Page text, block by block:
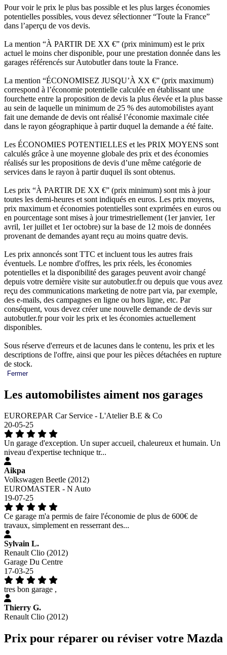
Pour voir le prix le plus bas possible et les plus larges économies
potentielles possibles, vous devez sélectionner “Toute la France”
dans l’aperçu de vos devis.
La mention “À PARTIR DE XX €” (prix minimum) est le prix
actuel le moins cher disponible, pour une prestation donnée dans les
garages référencés sur Autobutler dans toute la France.
La mention “ÉCONOMISEZ JUSQU’À XX €” (prix maximum)
correspond à l’économie potentielle calculée en établissant une
fourchette entre la proposition de devis la plus élevée et la plus basse
au sein de laquelle un minimum de 25 % des automobilistes ayant
fait une demande de devis ont réalisé l’économie maximale citée
dans le rayon géographique à partir duquel la demande a été faite.
Les ÉCONOMIES POTENTIELLES et les PRIX MOYENS sont
calculés grâce à une moyenne globale des prix et des économies
réalisés sur les propositions de devis d’une même catégorie de
services dans le rayon à partir duquel ils sont obtenus.
Les prix “À PARTIR DE XX €” (prix minimum) sont mis à jour
toutes les demi-heures et sont indiqués en euros. Les prix moyens,
prix maximum et économies potentielles sont exprimées en euros ou
en pourcentage sont mises à jour trimestriellement (1er janvier, 1er
avril, 1er juillet et 1er octobre) sur la base de 12 mois de données
provenant de demandes ayant reçu au moins quatre devis.
Les prix annoncés sont TTC et incluent tous les autres frais
éventuels. Le nombre d'offres, les prix réels, les économies
potentielles et la disponibilité des garages peuvent avoir changé
depuis votre dernière visite sur autobutler.fr ou depuis que vous avez
reçu des communications marketing de notre part via, par exemple,
des e-mails, des campagnes en ligne ou hors ligne, etc. Par
conséquent, vous devez créer une nouvelle demande de devis sur
autobutler.fr pour voir les prix et les économies actuellement
disponibles.
Sous réserve d'erreurs et de lacunes dans le contenu, les prix et les
descriptions de l'offre, ainsi que pour les pièces détachées en rupture
de stock.
Fermer
Les automobilistes aiment nos garages
EUROREPAR Car Service - L'Atelier B.E & Co
20-05-25
Un garage d'exception. Un super accueil, chaleureux et humain. Un
niveau d'expertise technique tr...
Aikpa
Volkswagen Beetle (2012)
EUROMASTER - N Auto
19-07-25
Ce garage m'a permis de faire l'économie de plus de 600€ de
travaux, simplement en resserrant des...
Sylvain L.
Renault Clio (2012)
Garage Du Centre
17-03-25
tres bon garage ,
Thierry G.
Renault Clio (2012)
Prix pour réparer ou réviser votre Mazda